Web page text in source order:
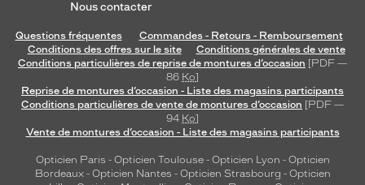
Nous contacter
Questions fréquentes
Commandes - Retours - Remboursement
Conditions des offres sur le site
Conditions générales de vente
Conditions particulières de reprise de montures d’occasion [PDF —
86 Ko]
Reprise de montures d’occasion - Liste des magasins participants
Conditions particulières de vente de montures d’occasion [PDF —
94 Ko]
Vente de montures d’occasion - Liste des magasins participants
Opticien Paris - Opticien Toulouse- Opticien Lyon - Opticien
Bordeaux- Opticien Nantes - Opticien Strasbourg - Opticien